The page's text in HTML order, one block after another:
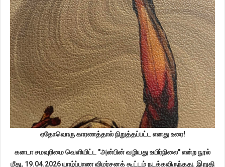
ஏதோவொரு காரணத்தால் நிறுத்தப்பட்ட எனது உரை!
கனடா சமவுரிமை வெளியிட்ட "அன்பின் வழியது உயிர்நிலை" என்ற நூல்
மீது, 19.04.2026 யாழ்ப்பாண விமர்சனக் கூட்டம் நடக்கவிருந்தது. இறுதி